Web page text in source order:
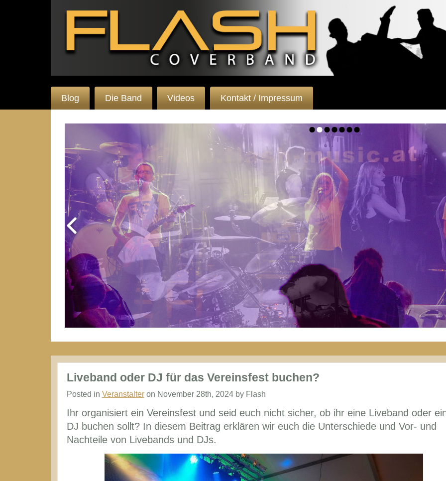
Blog Die Band Videos Kontakt / Impressum
Liveband oder DJ für das Vereinsfest buchen?
Posted in Veranstalteron November 28th, 2024 by Flash
Ihr organisiert ein Vereinsfest und seid euch nicht sicher, ob ihr eine Liveband oder
DJ buchen sollt? In diesem Beitrag erklären wir euch die Unterschiede und Vor- und
Nachteile von Livebands und DJs.